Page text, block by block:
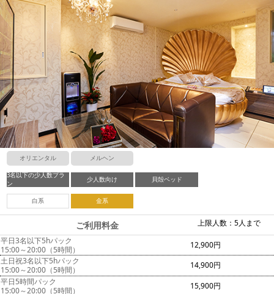
オリエンタル メルヘン
3名以下の少人数プラ
ン
少人数向け 貝殻ベッド
白系 金系
上限人数：5人まで
ご利用料金
平日3名以下5hパック
15:00～20:00（5時間）
12,900円
土日祝3名以下5hパック
15:00～20:00（5時間）
14,900円
平日5時間パック
15:00～20:00（5時間）
15,900円